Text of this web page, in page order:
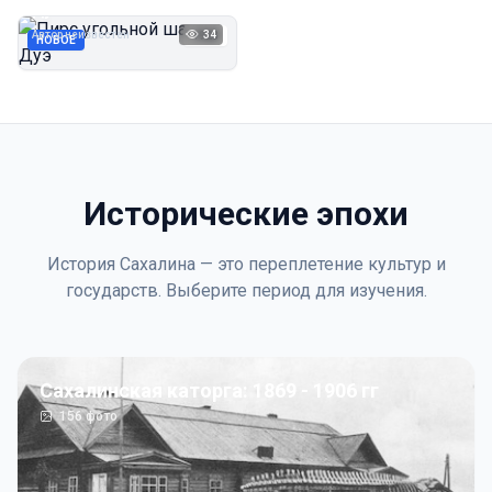
НОВОЕ 1923
Автор неизвестен 34
Исторические эпохи
История Сахалина — это переплетение культур и
государств. Выберите период для изучения.
Сахалинская каторга: 1869 - 1906 гг
156фото